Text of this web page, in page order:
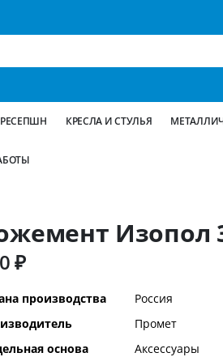
РЕСЕПШН КРЕСЛА И СТУЛЬЯ
Изопол
₽
производства
Россия
Промет
основа
Аксессуары